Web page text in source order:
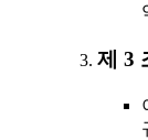
제 3